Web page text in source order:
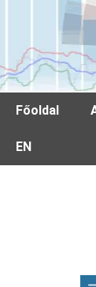
Főoldal
EN